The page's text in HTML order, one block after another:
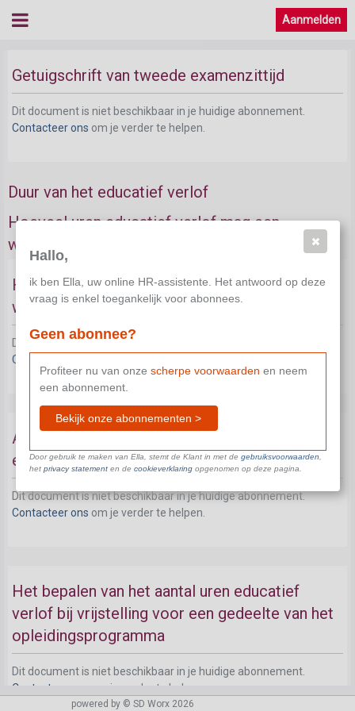
Aanmelden
Getuigschrift van tweede examenzittijd
Dit document is niet beschikbaar in je huidige abonnement.
Contacteer ons om je verder te helpen.
Duur van het educatief verlof
Hoeveel uren educatief verlof mag een
werknemer opnemen
Hoeveel uren educatief verlof mag een
werknemer opnemen: algemene regel
Dit document is niet beschikbaar in je huidige abonnement.
Contacteer ons
Afwijkingen wat betreft het aantal uren
educatief verlof
Dit document is niet beschikbaar in je huidige abonnement.
Contacteer ons om je verder te helpen.
Het bepalen van het aantal uren educatief
verlof bij vrijstelling voor een gedeelte van het
opleidingsprogramma
Dit document is niet beschikbaar in je huidige abonnement.
Contacteer ons
om je verder te helpen.
powered by © SD Worx 2026
Hallo,
ik ben Ella, uw online HR-assistente. Het antwoord op deze
vraag is enkel toegankelijk voor abonnees.
Geen abonnee?
Profiteer nu van onze scherpe voorwaarden en neem
een abonnement.
Bekijk onze abonnementen >
Door gebruik te maken van Ella, stemt de Klant in met de gebruiksvoorwaarden
het privacy statementen de cookieverklaringopgenomen op deze pagina.